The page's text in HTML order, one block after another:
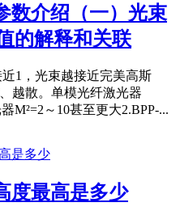
数介绍（一）光束
的解释和关联
近1，光束越接近完美高斯
越散。单模光纤激光器
M²=2～10甚至更大2.BPP-...
度最高是多少